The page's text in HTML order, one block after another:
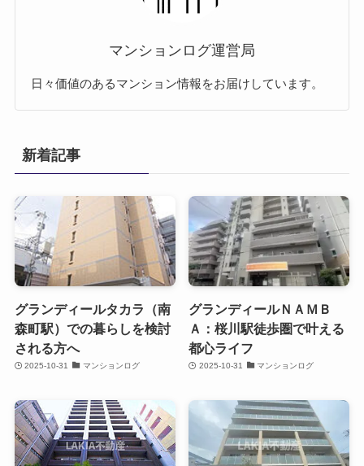
マンションログ運営局
日々価値のあるマンション情報をお届けしています。
新着記事
グランディールタカラ（南
森町駅）での暮らしを検討
される方へ
2025-10-31 マンションログ
グランディールＮＡＭＢ
Ａ：桜川駅徒歩圏で叶える
都心ライフ
2025-10-31 マンションログ